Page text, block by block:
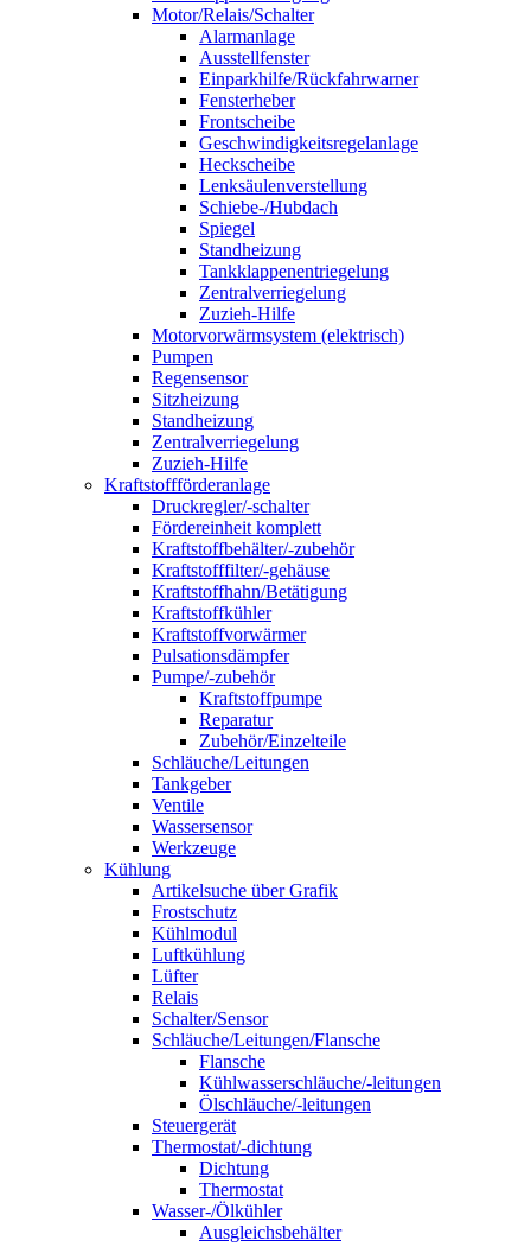
Motor/Relais/Schalter
Alarmanlage
Ausstellfenster
Einparkhilfe/Rückfahrwarner
Fensterheber
Frontscheibe
Geschwindigkeitsregelanlage
Heckscheibe
Lenksäulenverstellung
Schiebe-/Hubdach
Spiegel
Standheizung
Tankklappenentriegelung
Zentralverriegelung
Zuzieh-Hilfe
Motorvorwärmsystem (elektrisch)
Pumpen
Regensensor
Sitzheizung
Standheizung
Zentralverriegelung
Zuzieh-Hilfe
Kraftstoffförderanlage
Druckregler/-schalter
Fördereinheit komplett
Kraftstoffbehälter/-zubehör
Kraftstofffilter/-gehäuse
Kraftstoffhahn/Betätigung
Kraftstoffkühler
Kraftstoffvorwärmer
Pulsationsdämpfer
Pumpe/-zubehör
Kraftstoffpumpe
Reparatur
Zubehör/Einzelteile
Schläuche/Leitungen
Tankgeber
Ventile
Wassersensor
Werkzeuge
Kühlung
Artikelsuche über Grafik
Frostschutz
Kühlmodul
Luftkühlung
Lüfter
Relais
Schalter/Sensor
Schläuche/Leitungen/Flansche
Flansche
Kühlwasserschläuche/-leitungen
Ölschläuche/-leitungen
Steuergerät
Thermostat/-dichtung
Dichtung
Thermostat
Wasser-/Ölkühler
Ausgleichsbehälter